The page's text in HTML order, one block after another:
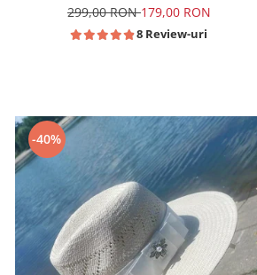
299,00 RON179,00 RON
8 Review-uri
-40%